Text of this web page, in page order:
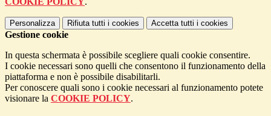
Personalizza Rifiuta tutti i cookies Accetta tutti i cookies
Gestione cookie
In questa schermata è possibile scegliere quali cookie consentire.
I cookie necessari sono quelli che consentono il funzionamento della
piattaforma e non è possibile disabilitarli.
Per conoscere quali sono i cookie necessari al funzionamento potete
visionare la COOKIE POLICY.